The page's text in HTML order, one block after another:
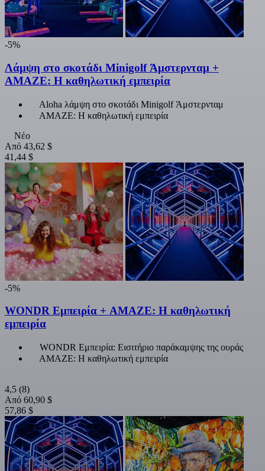
-5%
Λάμψη στο σκοτάδι Minigolf Άμστερνταμ +
AMAZE: Η καθηλωτική εμπειρία
Aloha λάμψη στο σκοτάδι Minigolf Άμστερνταμ
AMAZE: Η καθηλωτική εμπειρία
Νέο
Από 43,62 $
41,44 $
-5%
WONDR Εμπειρία + AMAZE: Η καθηλωτική
εμπειρία
WONDR Εμπειρία: Εισιτήριο παράκαμψης της ουράς
AMAZE: Η καθηλωτική εμπειρία
4,5 (8)
Από 60,90 $
57,86 $